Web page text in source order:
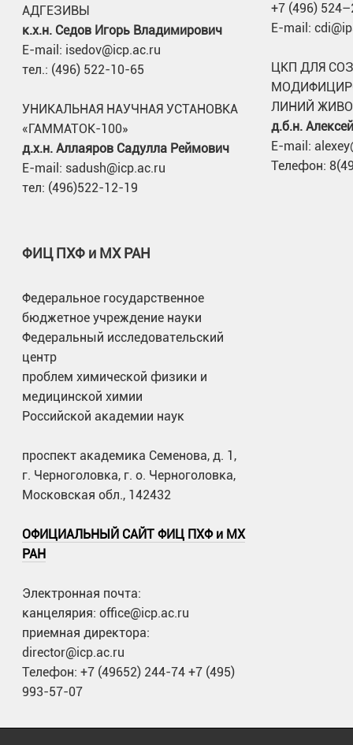
АДГЕЗИВЫ
к.х.н. Седов Игорь Владимирович
E-mail: isedov@icp.ac.ru
тел.: (496) 522-10-65
УНИКАЛЬНАЯ НАУЧНАЯ УСТАНОВКА
«ГАММАТОК-100»
д.х.н. Аллаяров Садулла Реймович
E-mail: sadush@icp.ac.ru
тел: (496)522-12-19
+7 (496)
E-mail:
ЦКП ДЛЯ
ЛИНИЙ
д.б.н.
E-mail:
Телефон:
ФИЦ ПХФ и МХ РАН
Федеральное государственное
бюджетное учреждение науки
Федеральный исследовательский
центр
проблем химической физики и
медицинской химии
Российской академии наук
проспект академика Семенова, д. 1,
г. Черноголовка, г. о. Черноголовка,
Московская обл., 142432
ОФИЦИАЛЬНЫЙ САЙТ ФИЦ ПХФ и МХ
РАН
Электронная почта:
канцелярия: office@icp.ac.ru
приемная директора:
director@icp.ac.ru
Телефон: +7 (49652) 244-74 +7 (495)
993-57-07